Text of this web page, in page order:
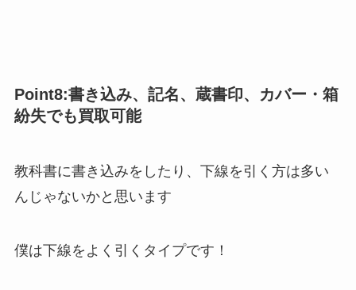
Point8:書き込み、記名、蔵書印、カバー・箱
紛失でも買取可能
教科書に書き込みをしたり、下線を引く方は多い
んじゃないかと思います
僕は下線をよく引くタイプです！